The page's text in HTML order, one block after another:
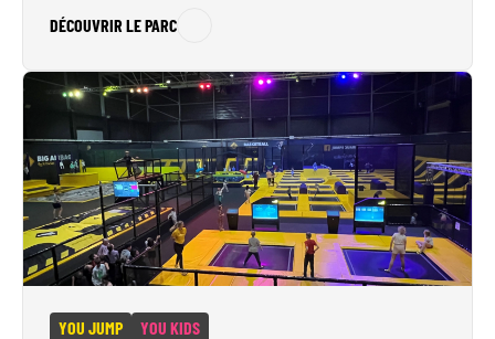
DÉCOUVRIR LE PARC
YOU JUMP YOU KIDS